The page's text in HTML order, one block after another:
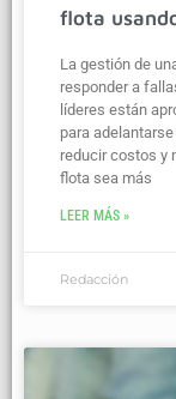
flota
La gestión de
responder a
líderes están
para
reducir costos y
flota sea más
LEER MÁS »
Redacción